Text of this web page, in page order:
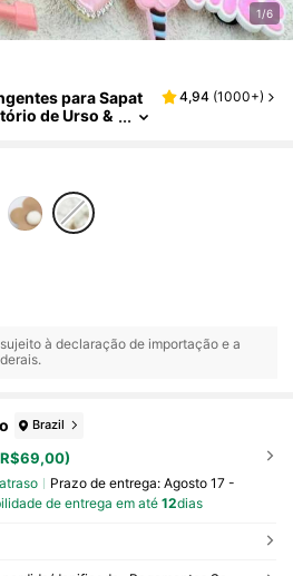
1/6
para Sapat
de Urso &
4,94 (1000+)
à declaração de importação e a
Brazil
Prazo de entrega: Agosto 17 -
de entrega em até 12dias